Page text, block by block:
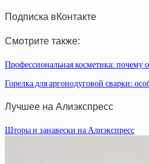
Подписка вКонтакте
Смотрите также:
Профессиональная косметика: почему
Горелка для аргонодуговой сварки:
Лучшее на Алиэкспресс
Шторы и занавески на Алиэкспресс